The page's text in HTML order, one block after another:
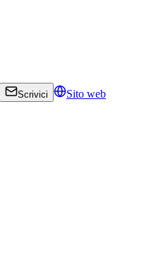
Scrivici Sito web